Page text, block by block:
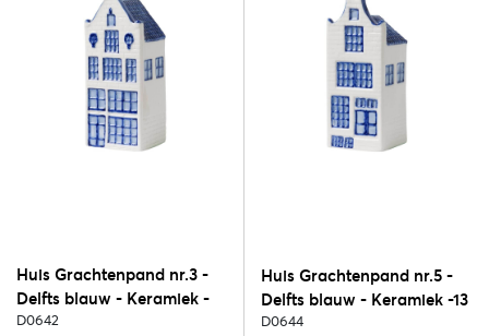
Huis Grachtenpand nr.3 -
Delfts blauw - Keramiek -
13 cm
D0642
Huis Grachtenpand nr.5 -
Delfts blauw - Keramiek -13
cm
D0644